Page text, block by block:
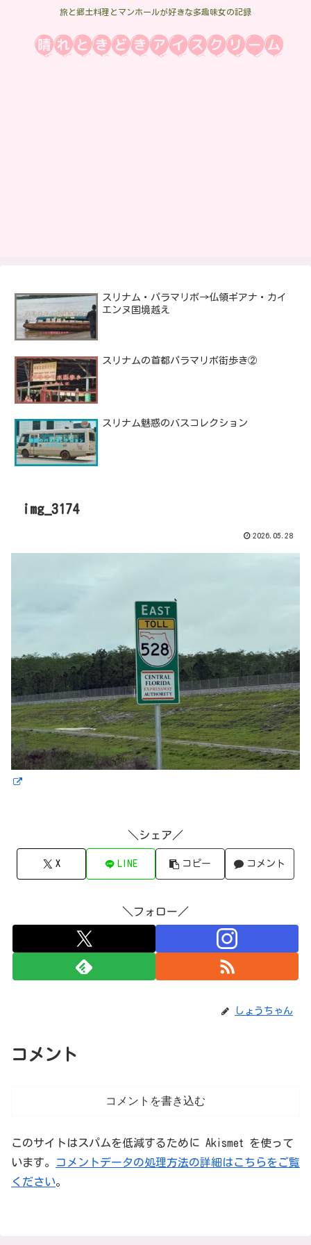
旅と郷土料理とマンホールが好きな多趣味女の記録
スリナム・パラマリボ→仏領ギアナ・カイ
エンヌ国境越え
スリナムの首都パラマリボ街歩き②
スリナム魅惑のバスコレクション
img_3174
2026.05.28
＼シェア／
X LINE コピー コメント
＼フォロー／
しょうちゃん
コメント
コメントを書き込む
このサイトはスパムを低減するために Akismet を使って
います。
コメントデータの処理方法の詳細はこちらをご覧
ください。